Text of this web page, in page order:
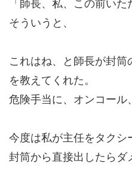
「師長、私、この前いた
そういうと、
これはね、と師長が封
を教えてくれた。
危険手当に、オンコール
今度は私が主任をタクシ
封筒から直接出したらダ